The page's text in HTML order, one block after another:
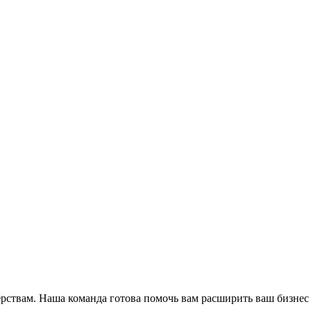
Наша команда готова помочь вам расширить ваш